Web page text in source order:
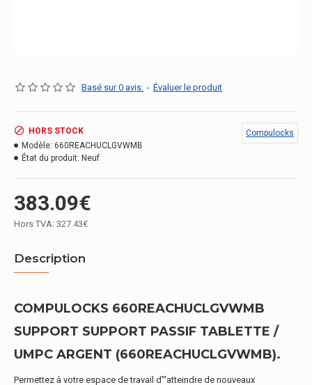
Basé sur 0 avis. - Évaluer le produit
383.09€
Hors TVA: 327.43€
HORS STOCK
Modèle: 660REACHUCLGVWMB
État du produit: Neuf
Compulocks
Description
COMPULOCKS 660REACHUCLGVWMB
SUPPORT SUPPORT PASSIF TABLETTE /
UMPC ARGENT (660REACHUCLGVWMB).
Permettez à votre espace de travail d'"atteindre de nouveaux